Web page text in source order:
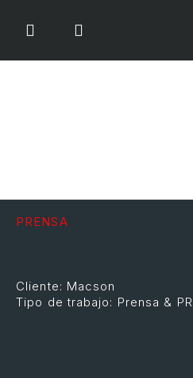
PRENSA
Cliente: Macson
Tipo de trabajo: Prensa & PR